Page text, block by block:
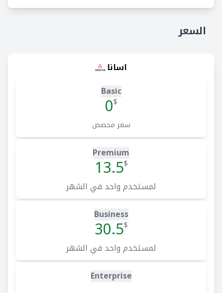
السعر
اسانا
Basic
$
0
سعر مخصص
Premium
$
13.5
لمستخدم واحد في الشهر
Business
$
30.5
لمستخدم واحد في الشهر
Enterprise